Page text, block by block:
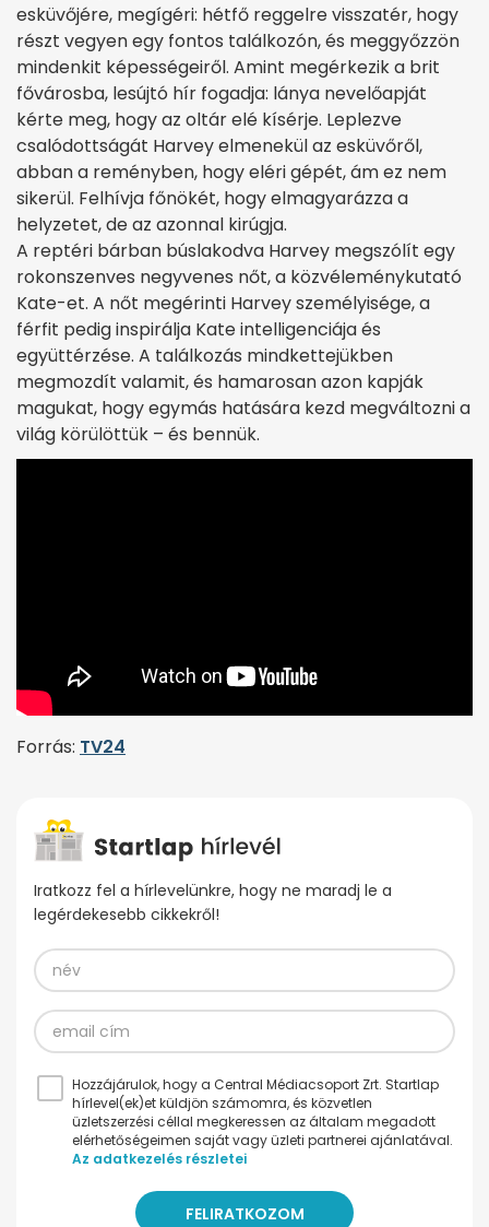
esküvőjére, megígéri: hétfő reggelre visszatér, hogy
részt vegyen egy fontos találkozón, és meggyőzzön
mindenkit képességeiről. Amint megérkezik a brit
fővárosba, lesújtó hír fogadja: lánya nevelőapját
kérte meg, hogy az oltár elé kísérje. Leplezve
csalódottságát Harvey elmenekül az esküvőről,
abban a reményben, hogy eléri gépét, ám ez nem
sikerül. Felhívja főnökét, hogy elmagyarázza a
helyzetet, de az azonnal kirúgja.
A reptéri bárban búslakodva Harvey megszólít egy
rokonszenves negyvenes nőt, a közvéleménykutató
Kate-et. A nőt megérinti Harvey személyisége, a
férfit pedig inspirálja Kate intelligenciája és
együttérzése. A találkozás mindkettejükben
megmozdít valamit, és hamarosan azon kapják
magukat, hogy egymás hatására kezd megváltozni a
világ körülöttük – és bennük.
Forrás: TV24
Iratkozz fel a hírlevelünkre, hogy ne maradj le a
legérdekesebb cikkekről!
Hozzájárulok, hogy a Central Médiacsoport Zrt. Startlap
hírlevel(ek)et küldjön számomra, és közvetlen
üzletszerzési céllal megkeressen az általam megadott
elérhetőségeimen saját vagy üzleti partnerei ajánlatával.
Az adatkezelés részletei